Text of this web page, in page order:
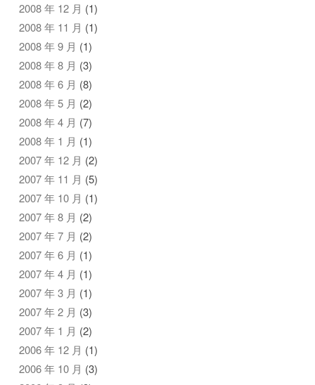
2008 年 12 月 (1)
2008 年 11 月 (1)
2008 年 9 月 (1)
2008 年 8 月 (3)
2008 年 6 月 (8)
2008 年 5 月 (2)
2008 年 4 月 (7)
2008 年 1 月 (1)
2007 年 12 月 (2)
2007 年 11 月 (5)
2007 年 10 月 (1)
2007 年 8 月 (2)
2007 年 7 月 (2)
2007 年 6 月 (1)
2007 年 4 月 (1)
2007 年 3 月 (1)
2007 年 2 月 (3)
2007 年 1 月 (2)
2006 年 12 月 (1)
2006 年 10 月 (3)